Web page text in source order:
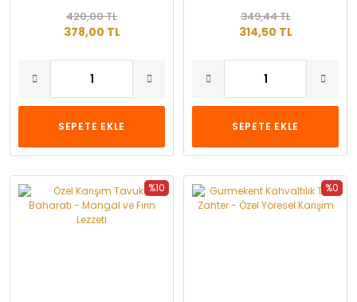
378,00 TL
420,00 TL
SEPETE EKLE
314,50 TL
349,44 TL
SEPETE EKLE
%10 %0